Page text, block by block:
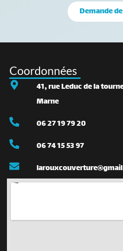
Demande
Coordonnées
41, rue Leduc de la
Marne
06 27 19 79 20
06 74 15 53 97